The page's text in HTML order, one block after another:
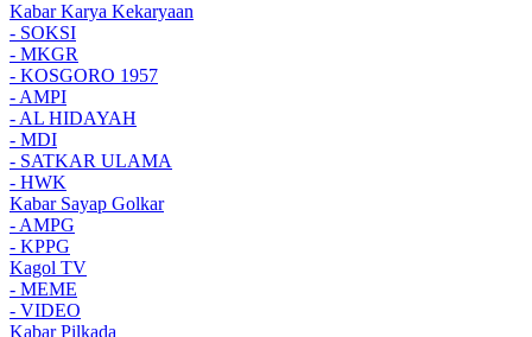
Kabar Karya Kekaryaan
- SOKSI
- MKGR
- KOSGORO 1957
- AMPI
- AL HIDAYAH
- MDI
- SATKAR ULAMA
- HWK
Kabar Sayap Golkar
- AMPG
- KPPG
Kagol TV
- MEME
- VIDEO
Kabar Pilkada